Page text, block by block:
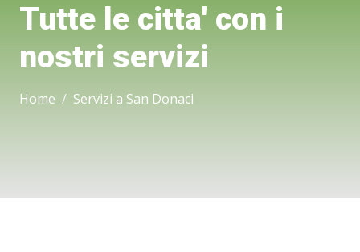
Tutte le citta' con i
nostri servizi
Home Servizi a San Donaci